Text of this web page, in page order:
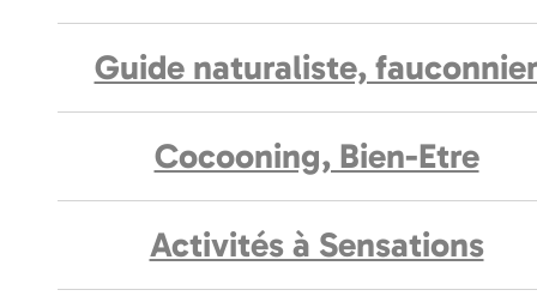
Guide naturaliste,
Cocooning, Bien-Etre
Activités à Sensations